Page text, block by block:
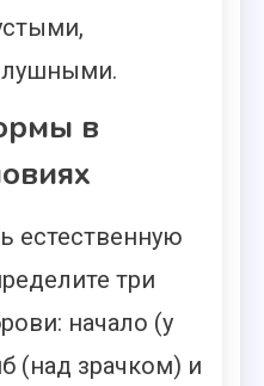
в
естественную
три
начало (у
(над зрачком) и